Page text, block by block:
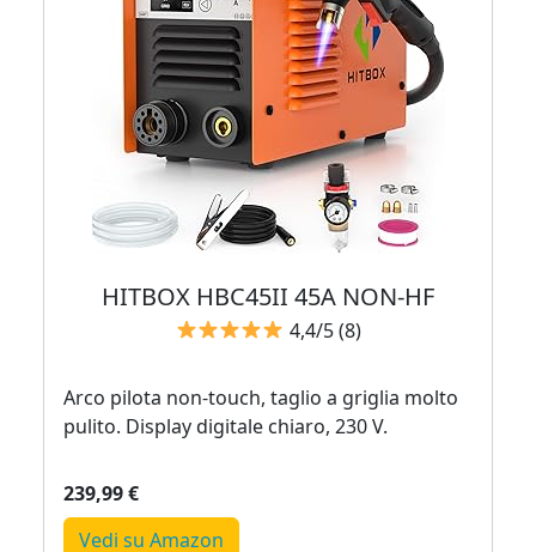
HITBOX HBC45II 45A NON‑HF
4,4/5 (8)
Arco pilota non‑touch, taglio a griglia molto
pulito. Display digitale chiaro, 230 V.
239,99 €
Vedi su Amazon